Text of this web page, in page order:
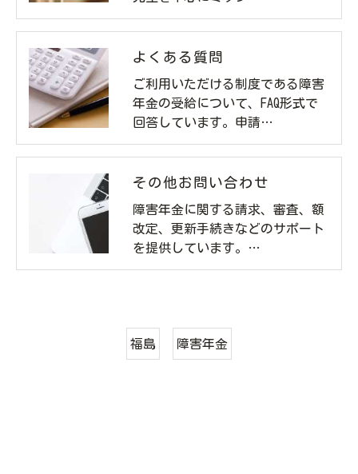
よくある質問
ご利用いただける制度である障害
年金の受給について、FAQ形式で
回答しています。申請…
その他お問い合わせ
障害年金に関する請求、審査、額
改定、更新手続きなどのサポート
を提供しています。…
福島 障害年金